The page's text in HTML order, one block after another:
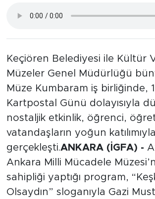
Keçiören Belediyesi ile Kültür
Müzeler Genel Müdürlüğü
Müze Kumbaram iş birliğinde,
Kartpostal Günü dolayısıyla
nostaljik etkinlik, öğrenci,
vatandaşların yoğun katılımıyla
gerçekleşti.ANKARA (İGFA) -
Ankara Milli Mücadele
sahipliği yaptığı program,
Olsaydın” sloganıyla Gazi